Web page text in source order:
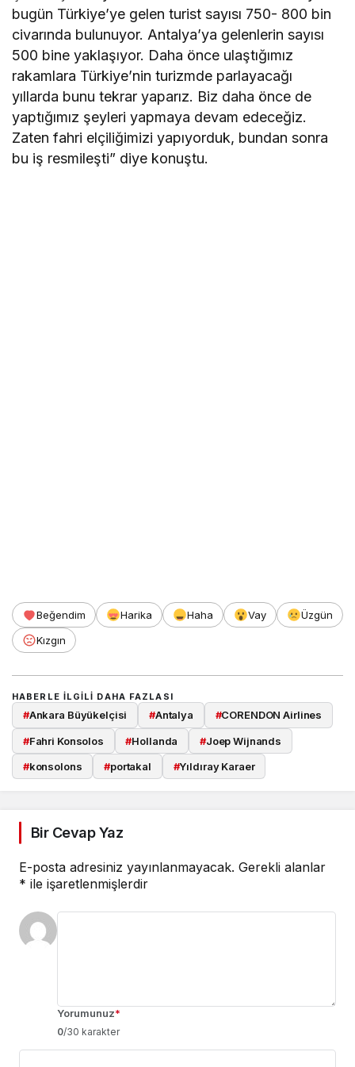
bugün Türkiye’ye gelen turist sayısı 750- 800 bin
civarında bulunuyor. Antalya’ya gelenlerin sayısı
500 bine yaklaşıyor. Daha önce ulaştığımız
rakamlara Türkiye’nin turizmde parlayacağı
yıllarda bunu tekrar yaparız. Biz daha önce de
yaptığımız şeyleri yapmaya devam edeceğiz.
Zaten fahri elçiliğimizi yapıyorduk, bundan sonra
bu iş resmileşti” diye konuştu.
Beğendim Harika Haha Vay
Üzgün
Kızgın
HABERLE ILGILI DAHA FAZLASI
#Ankara Büyükelçisi #Antalya #CORENDON Airlines
#Fahri Konsolos #Hollanda #Joep Wijnands
#konsolons #portakal #Yıldıray Karaer
Bir Cevap Yaz
E-posta adresiniz yayınlanmayacak. Gerekli alanlar
* ile işaretlenmişlerdir
Yorumunuz*
0/30 karakter